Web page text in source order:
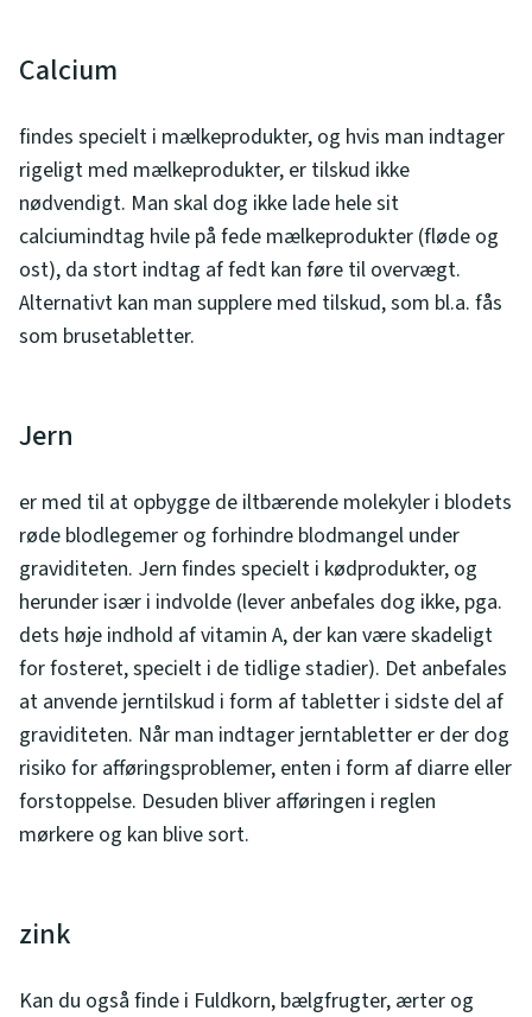
Calcium
findes specielt i mælkeprodukter, og hvis man indtager
rigeligt med mælkeprodukter, er tilskud ikke
nødvendigt. Man skal dog ikke lade hele sit
calciumindtag hvile på fede mælkeprodukter (fløde og
ost), da stort indtag af fedt kan føre til overvægt.
Alternativt kan man supplere med tilskud, som bl.a. fås
som brusetabletter.
Jern
er med til at opbygge de iltbærende molekyler i blodets
røde blodlegemer og forhindre blodmangel under
graviditeten. Jern findes specielt i kødprodukter, og
herunder især i indvolde (lever anbefales dog ikke, pga.
dets høje indhold af vitamin A, der kan være skadeligt
for fosteret, specielt i de tidlige stadier). Det anbefales
at anvende jerntilskud i form af tabletter i sidste del af
graviditeten. Når man indtager jerntabletter er der dog
risiko for afføringsproblemer, enten i form af diarre eller
forstoppelse. Desuden bliver afføringen i reglen
mørkere og kan blive sort.
zink
Kan du også finde i Fuldkorn, bælgfrugter, ærter og